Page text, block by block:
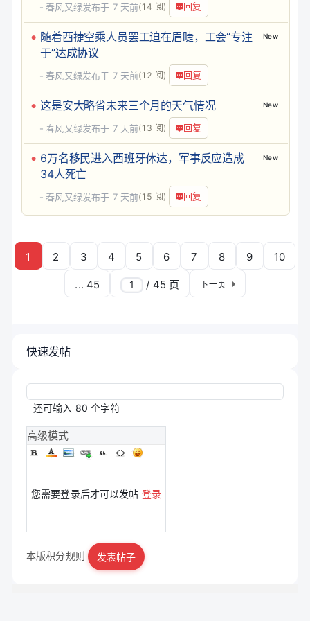
春风又绿 (14 阅) 回复
发布于 7 天前
随着西捷空乘人员罢工迫在眉睫，工会“专注
于”达成协议
New
春风又绿 (12 阅) 回复
发布于 7 天前
这是安大略省未来三个月的天气情况 New
春风又绿 (13 阅) 回复
发布于 7 天前
6万名移民进入西班牙休达，军事反应造成
34人死亡
New
春风又绿 (15 阅) 回复
发布于 7 天前
1 2 3 4 5 6 7 8 9 10
... 45 / 45 页 下一页
快速发帖
还可输入 80 个字符
高级模式
您需要登录后才可以发帖 登录
|立即注册
本版积分规则 发表帖子